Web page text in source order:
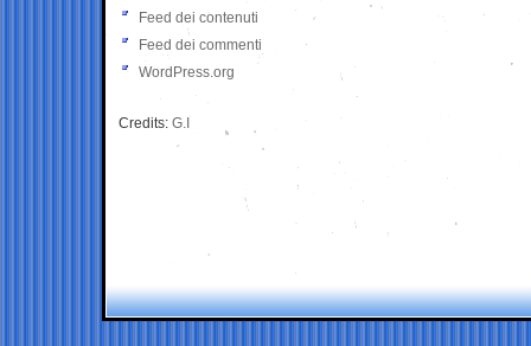
Feed dei contenuti
Feed dei commenti
WordPress.org
Credits: G.I